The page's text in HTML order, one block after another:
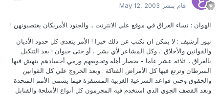
قام بنشر May 12, 2003
الهوان : نساء العراق في موقع علي الانترنت .. والجنود الأمريكان يغتصبونهن !
نيوز أرشيف : لا يمكن ان نكتب عن ذلك خبرا ! الأمر يتعدى كل حدود الأديان
والقوانين والأخلاق .. وكل المشاعر لأي بشر .. أو حتى حيوان ! بعد التنكيل
بالعراق .. ثلاثة عشر عاما - بحصار أهله وتجويعهم ورمي أجسادهم ينهش فيها
السرطان وترتع فيها كل الأمراض الفتاكة . وبعد الخروج علي كل القوانين
والحقوق وحتى قواعد الشرعية الغربية المستقرة فيما يسمي الأمم المتحدة .
وبعد القصف الجوي الذي استخدم فيه المجرمون كل أنواع الأسلحة والقنابل